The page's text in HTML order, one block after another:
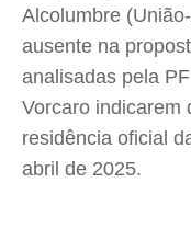
Alcolumbre
ausente na
analisadas pela
Vorcaro indicarem
residência oficial
abril de 2025.